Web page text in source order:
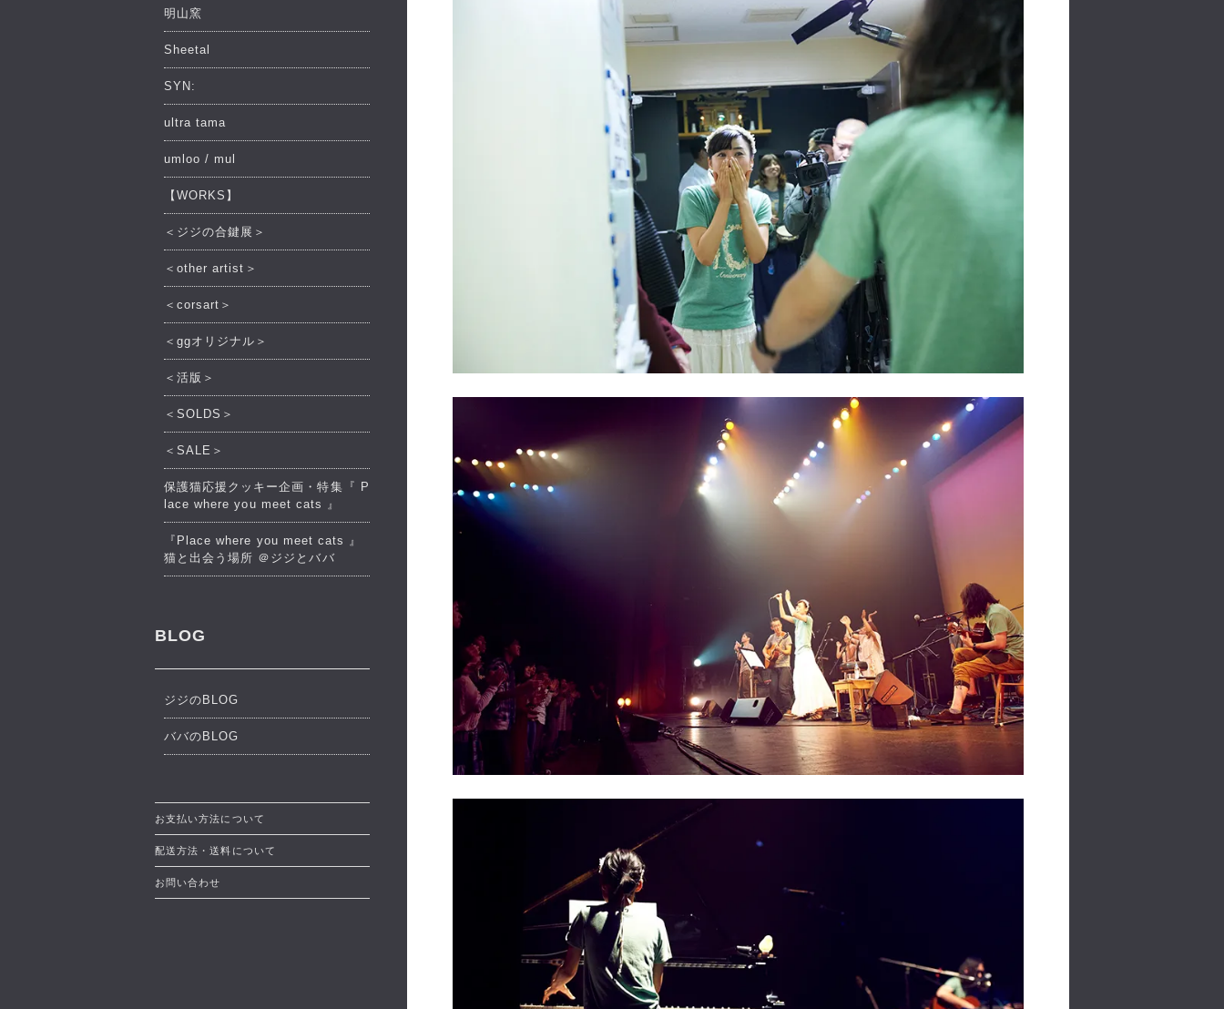
明山窯
Sheetal
SYN:
ultra tama
umloo / mul
【WORKS】
＜ジジの合鍵展＞
＜other artist＞
＜corsart＞
＜ggオリジナル＞
＜活版＞
＜SOLDS＞
＜SALE＞
保護猫応援クッキー企画・特集『 P
lace where you meet cats 』
『Place where you meet cats 』
猫と出会う場所 ＠ジジとババ
BLOG
ジジのBLOG
ババのBLOG
お支払い方法について
配送方法・送料について
お問い合わせ